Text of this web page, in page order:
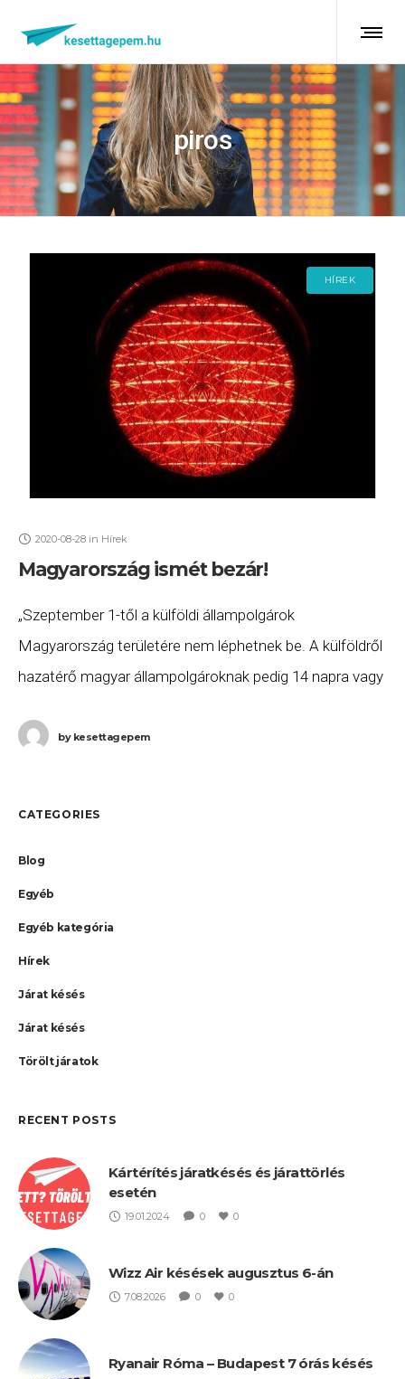
piros
HÍREK
2020-08-28 in Hírek
Magyarország ismét bezár!
„Szeptember 1-től a külföldi állampolgárok
Magyarország területére nem léphetnek be. A külföldről
hazatérő magyar állampolgároknak pedig 14 napra vagy
vonulniuk.” – jelentette be Gulyás
bykesettagepem
CATEGORIES
Blog
Egyéb
Egyéb kategória
Hírek
Járat késés
Járat késés
Törölt járatok
RECENT POSTS
Kártérítés járatkésés és járattörlés
esetén
19.01.2024 0 0
Wizz Air késések augusztus 6-án
7.08.2026 0 0
Ryanair Róma – Budapest 7 órás késés